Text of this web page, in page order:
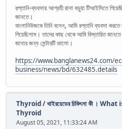
রপ্তানি-ব্যবসায় আগ্রহী রানা বড়ুয়া টিআইসিতে
জানতে।
বাংলানিউজকে তিনি বলেন, আমি রপ্তানি ব্যবসা
গিয়েছিলাম। তাদের কাছ থেকে আমি বিস্তারিত
জানার জন্য সেন্টারটি ভালো।
https://www.banglanews24.com/
business/news/bd/632485.details
Thyroid/থাইরয়েডের চিকিৎসা কী ।
Thyroid
August 05, 2021, 11:33:24 AM